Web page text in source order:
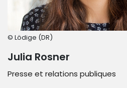
© Lödige (DR)
Julia Rosner
Presse et relations publiques